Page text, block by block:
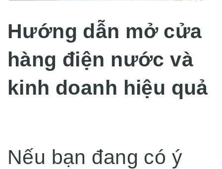
Hướng dẫn mở cửa
hàng điện nước và
kinh doanh hiệu quả
Nếu bạn đang có ý